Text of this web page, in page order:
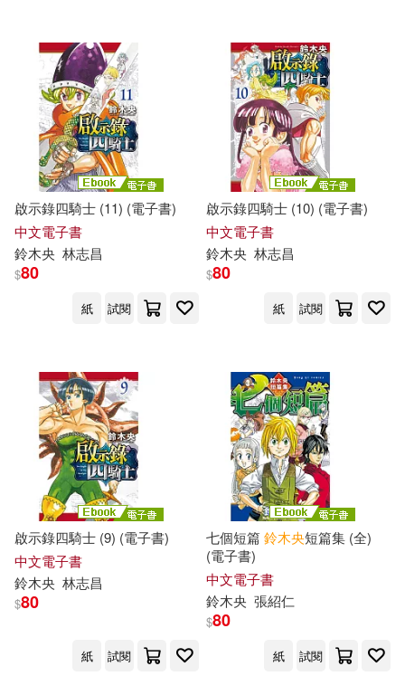
啟示錄四騎士 (11) (電子書)
中文電子書
鈴木央 林志昌
$80
紙 試閱
啟示錄四騎士 (10) (電子書)
中文電子書
鈴木央 林志昌
$80
紙 試閱
啟示錄四騎士 (9) (電子書)
中文電子書
鈴木央 林志昌
$80
紙 試閱
七個短篇 鈴木央短篇集 (全)
(電子書)
中文電子書
鈴木央 張紹仁
$80
紙 試閱